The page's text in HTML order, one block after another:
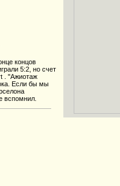
концов
5:2, но счет
. "Ажиотаж
Если бы мы
вспомнил.